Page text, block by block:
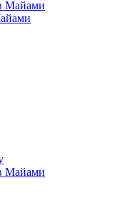
Майами
Майами